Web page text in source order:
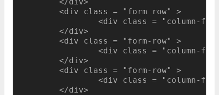
	<div class = "form-row" >
		<div class = "column-full" > Tiêu đề* [text* your-subject] </div>
	</div>
	<div class = "form-row" >
		<div class = "column-full" > Tin nhắn của bạn [textarea your-message] </div>
	</div>
	<div class = "form-row" >
		<div class = "column-full" > [submit "Gửi tin nhắn"] </div>
	</div>